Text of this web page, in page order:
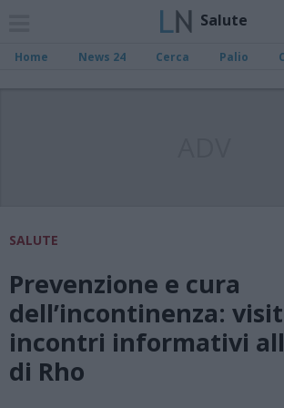
Salute
Home News 24 Cerca Palio
SALUTE
Prevenzione e cura
dell’incontinenza:
incontri informativi
di Rho